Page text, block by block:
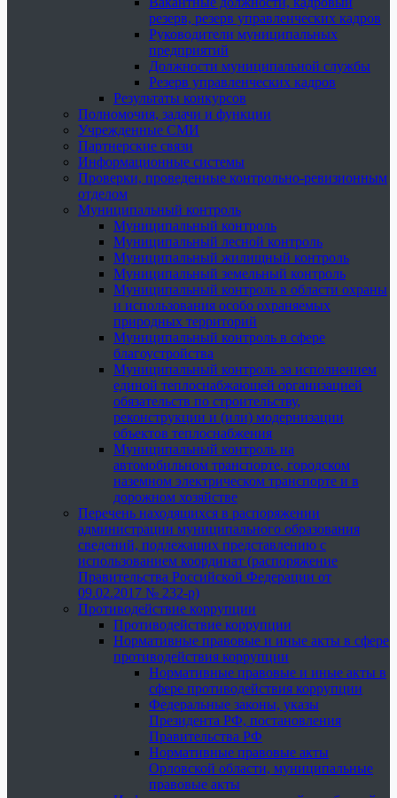
резерв, резерв управленческих кадров
Руководители муниципальных
предприятий
Должности муниципальной службы
Резерв управленческих кадров
Результаты конкурсов
Полномочия, задачи и функции
Учрежденные СМИ
Партнерские связи
Информационные системы
Проверки, проведенные контрольно-ревизионным
отделом
Муниципальный контроль
Муниципальный контроль
Муниципальный лесной контроль
Муниципальный жилищный контроль
Муниципальный земельный контроль
Муниципальный контроль в области охраны
и использования особо охраняемых
природных территорий
Муниципальный контроль в сфере
благоустройства
Муниципальный контроль за исполнением
единой теплоснабжающей организацией
обязательств по строительству,
реконструкции и (или) модернизации
объектов теплоснабжения
Муниципальный контроль на
автомобильном транспорте, городском
наземном электрическом транспорте и в
дорожном хозяйстве
Перечень находящихся в распоряжении
администрации муниципального образования
сведений, подлежащих представлению с
использованием координат (распоряжение
Правительства Российской Федерации от
09.02.2017 № 232-р)
Противодействие коррупции
Противодействие коррупции
Нормативные правовые и иные акты в сфере
противодействия коррупции
Нормативные правовые и иные акты в
сфере противодействия коррупции
Федеральные законы, указы
Президента РФ, постановления
Правительства РФ
Нормативные правовые акты
Орловской области, муниципальные
правовые акты